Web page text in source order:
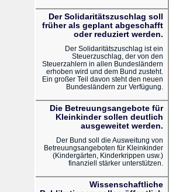
Der Solidaritätszuschlag soll
früher als geplant abgeschafft
oder reduziert werden.
Der Solidaritätszuschlag ist ein
Steuerzuschlag, der von den
Steuerzahlern in allen Bundesländern
erhoben wird und dem Bund zusteht.
Ein großer Teil davon steht den neuen
Bundesländern zur Verfügung.
Die Betreuungsangebote für
Kleinkinder sollen deutlich
ausgeweitet werden.
Der Bund soll die Ausweitung von
Betreuungsangeboten für Kleinkinder
(Kindergärten, Kinderkrippen usw.)
finanziell stärker unterstützen.
Wissenschaftliche